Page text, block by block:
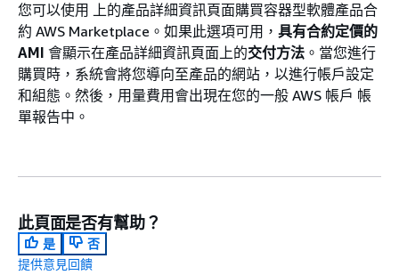
您可以使用 上的產品詳細資訊頁面購買容器型軟體產品合
約 AWS Marketplace。如果此選項可用， 具有合約定價的
AMI 會顯示在產品詳細資訊頁面上的交付方法 。當您進行
購買時，系統會將您導向至產品的網站，以進行帳戶設定
和組態。然後，用量費用會出現在您的一般 AWS 帳戶 帳
單報告中。
此頁面是否有幫助？
是
否
提供意見回饋